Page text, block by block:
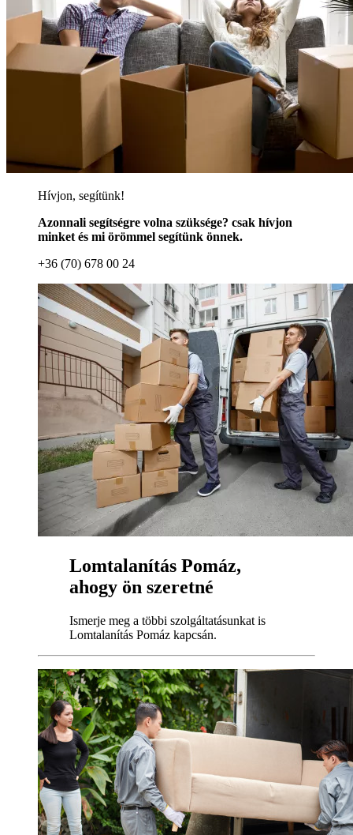
Hívjon, segítünk!
Azonnali segítségre volna szüksége? csak hívjon
minket és mi örömmel segítünk önnek.
+36 (70) 678 00 24
Lomtalanítás Pomáz,
ahogy ön szeretné
Ismerje meg a többi szolgáltatásunkat is
Lomtalanítás Pomáz kapcsán.